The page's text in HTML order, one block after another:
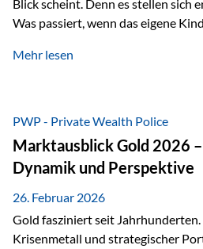
Blick scheint. Denn es stellen sich
Was passiert, wenn das eigene
verwalten? Wie kann verhindert
unbürokratisch übertragen, ohne
Testament angewiesen zu sein?
nicht ausreichen Traditionelle
oft…
Mehr lesen
PWP - Private Wealth Police
Marktausblick Gold 2026
Dynamik und Perspektive
26. Februar 2026
Gold fasziniert seit
Krisenmetall und strategischer